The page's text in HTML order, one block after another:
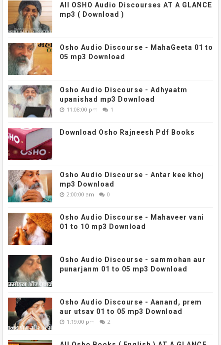
All OSHO Audio Discourses AT A GLANCE
mp3 ( Download )
Osho Audio Discourse - MahaGeeta 01 to
05 mp3 Download
Osho Audio Discourse - Adhyaatm
upanishad mp3 Download
11:08:00 pm 1
Download Osho Rajneesh Pdf Books
Osho Audio Discourse - Antar kee khoj
mp3 Download
2:00:00 am 0
Osho Audio Discourse - Mahaveer vani
01 to 10 mp3 Download
Osho Audio Discourse - sammohan aur
punarjanm 01 to 05 mp3 Download
Osho Audio Discourse - Aanand, prem
aur utsav 01 to 05 mp3 Download
1:19:00 pm 2